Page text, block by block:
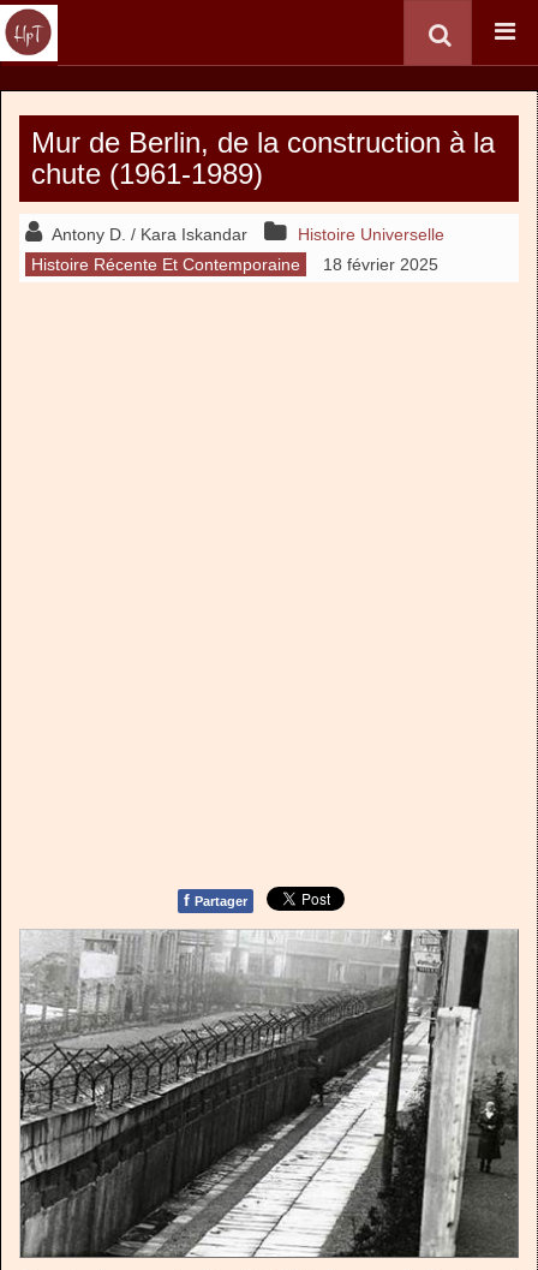
Mur de Berlin, de la construction à la
chute (1961-1989)
Antony D. / Kara Iskandar
Histoire Universelle
Histoire Récente Et Contemporaine
18 février 2025
f Partager